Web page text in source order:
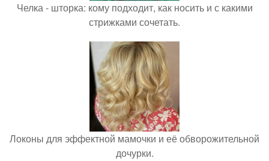
Челка - шторка: кому подходит, как носить и с какими
стрижками сочетать.
Локоны для эффектной мамочки и её обворожительной
дочурки.